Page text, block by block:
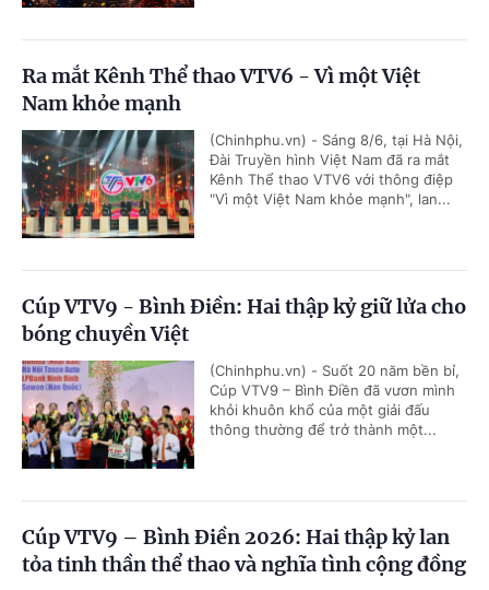
Ra mắt Kênh Thể thao VTV6 - Vì một Việt
Nam khỏe mạnh
(Chinhphu.vn) - Sáng 8/6, tại Hà Nội,
Đài Truyền hình Việt Nam đã ra mắt
Kênh Thể thao VTV6 với thông điệp
"Vì một Việt Nam khỏe mạnh", lan...
Cúp VTV9 - Bình Điền: Hai thập kỷ giữ lửa cho
bóng chuyền Việt
(Chinhphu.vn) - Suốt 20 năm bền bỉ,
Cúp VTV9 – Bình Điền đã vươn mình
khỏi khuôn khổ của một giải đấu
thông thường để trở thành một...
Cúp VTV9 – Bình Điền 2026: Hai thập kỷ lan
tỏa tinh thần thể thao và nghĩa tình cộng đồng